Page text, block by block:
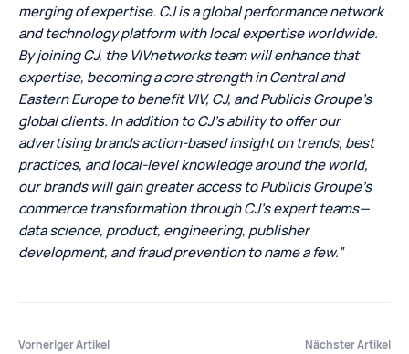
merging of expertise. CJ is a global performance network
and technology platform with local expertise worldwide.
By joining CJ, the VIVnetworks team will enhance that
expertise, becoming a core strength in Central and
Eastern Europe to benefit VIV, CJ, and Publicis Groupe’s
global clients. In addition to CJ’s ability to offer our
advertising brands action-based insight on trends, best
practices, and local-level knowledge around the world,
our brands will gain greater access to Publicis Groupe’s
commerce transformation through CJ’s expert teams—
data science, product, engineering, publisher
development, and fraud prevention to name a few.”
Vorheriger Artikel Nächster Artikel